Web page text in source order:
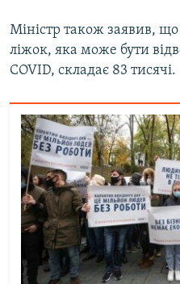
Міністр також заявив,
ліжок, яка може бути
COVID, складає 83 тисячі.